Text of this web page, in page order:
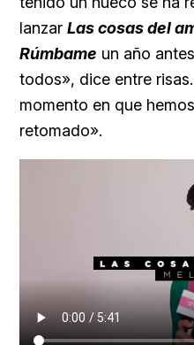
lanzar Las cosas del
Rúmbame un año
todos», dice entre
momento en que
retomado».